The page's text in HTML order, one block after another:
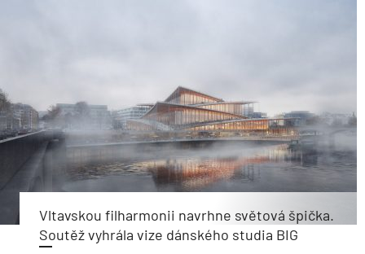
Vltavskou filharmonii navrhne světová špička.
Soutěž vyhrála vize dánského studia BIG